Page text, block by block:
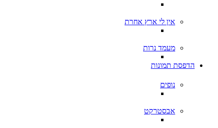
אין לי ארץ אחרת
מעמד נרות
הדפסת תמונות
נופים
אבסטרקט